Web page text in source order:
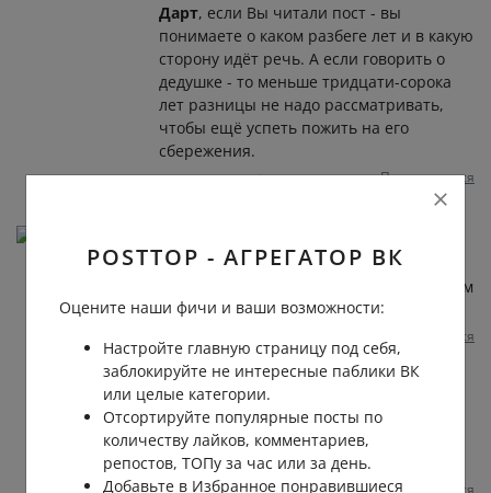
Дарт, если Вы читали пост - вы
понимаете о каком разбеге лет и в какую
сторону идёт речь. А если говорить о
дедушке - то меньше тридцати-сорока
лет разницы не надо рассматривать,
чтобы ещё успеть пожить на его
сбережения.
1 год назад 0 0 Пожаловаться
Нужно любить и беречь своих мужчин.
Относиться с любовью, нежностью и пониманием
❤️
1 год назад Пожаловаться
Ксения Краснова
Полина, вы же читали статью.
Женщины справляются и живут >10 лет
больше
Пожаловаться
POSTTOP - АГРЕГАТОР ВК
Оцените наши фичи и ваши возможности:
Настройте главную страницу под себя,
заблокируйте не интересные паблики ВК
или целые категории.
Отсортируйте популярные посты по
количеству лайков, комментариев,
репостов, ТОПу за час или за день.
Добавьте в Избранное понравившиеся